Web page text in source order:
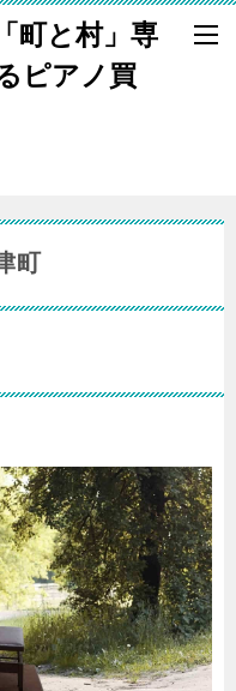
町と村」専
ピアノ買
町